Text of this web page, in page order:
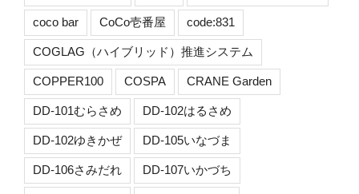
coco bar CoCo壱番屋 code:831
COGLAG（ハイブリッド）推進システム
COPPER100 COSPA CRANE Garden
DD-101むらさめ DD-102はるさめ
DD-102ゆきかぜ DD-105いなづま
DD-106さみだれ DD-107いかづち